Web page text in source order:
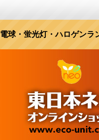
電球・蛍光灯・ハロゲンラ